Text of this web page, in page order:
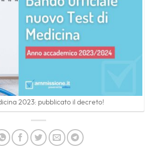
2023: pubblicato il decreto!